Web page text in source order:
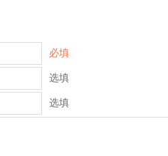
必填
选填
选填